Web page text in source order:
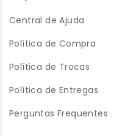
Central de Ajuda
Política de Compra
Política de Trocas
Política de Entregas
Perguntas Frequentes